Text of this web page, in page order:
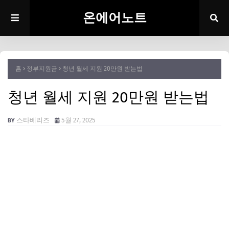
온에어노트
홈 정부지원금 청년 월세 지원 20만원 받는법
청년 월세 지원 20만원 받는법
스타베리즈 5월 27, 2025